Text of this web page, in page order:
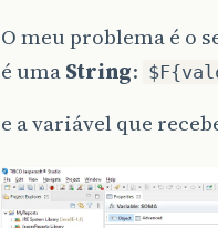
O meu problema é o
é umaString:
e a variável que